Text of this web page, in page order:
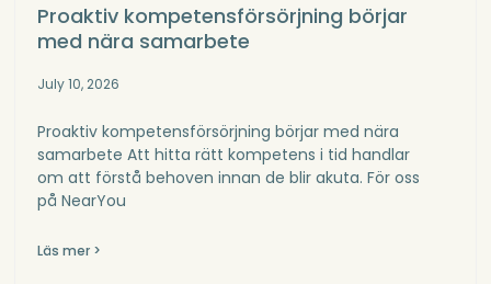
Proaktiv kompetensförsörjning börjar
med nära samarbete
July 10, 2026
Proaktiv kompetensförsörjning börjar med nära
samarbete Att hitta rätt kompetens i tid handlar
om att förstå behoven innan de blir akuta. För oss
på NearYou
Läs mer >